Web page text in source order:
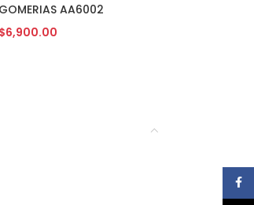
GOMERIAS AA6002
$6,900.00